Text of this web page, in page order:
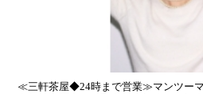
≪三軒茶屋◆24時まで営業≫マンツーマ